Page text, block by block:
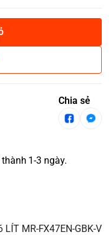
Chia sẻ
1-3 ngày.
LÍT MR-FX47EN-GBK-V